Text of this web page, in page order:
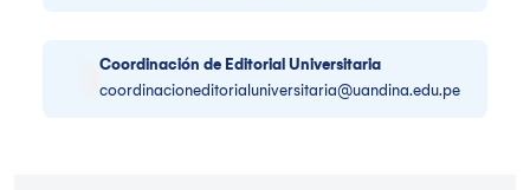
Coordinación de Editorial Universitaria
coordinacioneditorialuniversitaria@uandina.edu.pe